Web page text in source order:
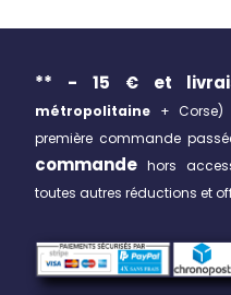
** - 15 € et
métropolitaine + Corse)
première commande
commande hors
toutes autres réductions et